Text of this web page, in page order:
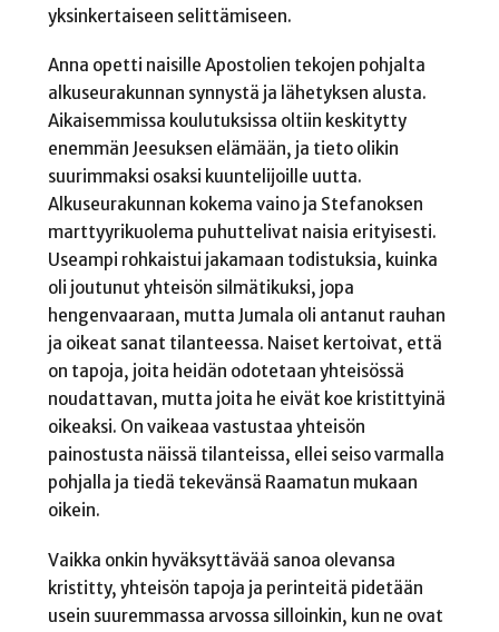
yksinkertaiseen selittämiseen.
Anna opetti naisille Apostolien tekojen pohjalta
alkuseurakunnan synnystä ja lähetyksen alusta.
Aikaisemmissa koulutuksissa oltiin keskitytty
enemmän Jeesuksen elämään, ja tieto olikin
suurimmaksi osaksi kuuntelijoille uutta.
Alkuseurakunnan kokema vaino ja Stefanoksen
marttyyrikuolema puhuttelivat naisia erityisesti.
Useampi rohkaistui jakamaan todistuksia, kuinka
oli joutunut yhteisön silmätikuksi, jopa
hengenvaaraan, mutta Jumala oli antanut rauhan
ja oikeat sanat tilanteessa. Naiset kertoivat, että
on tapoja, joita heidän odotetaan yhteisössä
noudattavan, mutta joita he eivät koe kristittyinä
oikeaksi. On vaikeaa vastustaa yhteisön
painostusta näissä tilanteissa, ellei seiso varmalla
pohjalla ja tiedä tekevänsä Raamatun mukaan
oikein.
Vaikka onkin hyväksyttävää sanoa olevansa
kristitty, yhteisön tapoja ja perinteitä pidetään
usein suuremmassa arvossa silloinkin, kun ne ovat